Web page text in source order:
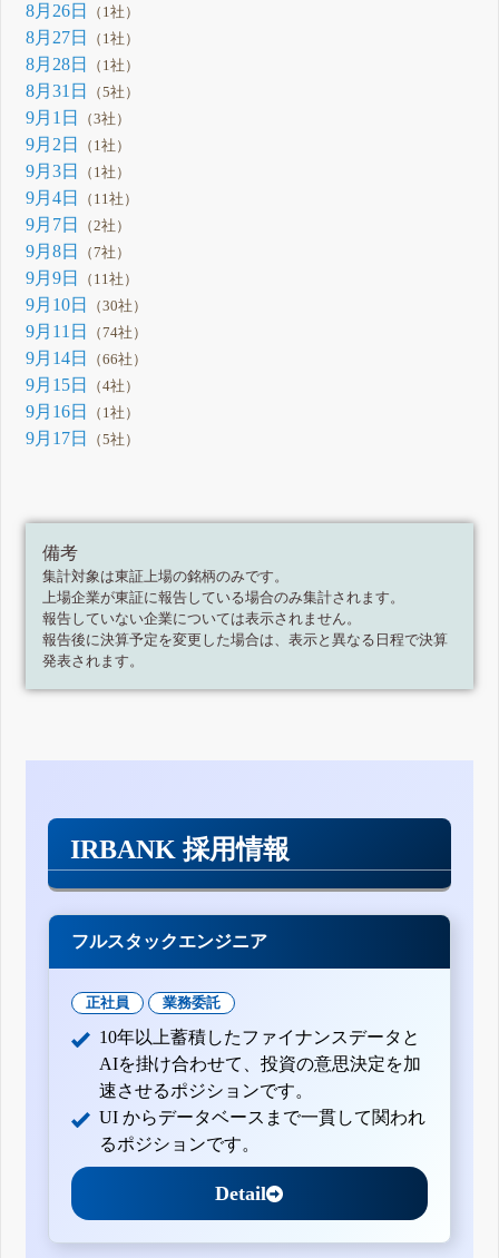
8月26日 （1社）
8月27日 （1社）
8月28日 （1社）
8月31日 （5社）
9月1日 （3社）
9月2日 （1社）
9月3日 （1社）
9月4日 （11社）
9月7日 （2社）
9月8日 （7社）
9月9日 （11社）
9月10日 （30社）
9月11日 （74社）
9月14日 （66社）
9月15日 （4社）
9月16日 （1社）
9月17日 （5社）
備考
集計対象は東証上場の銘柄のみです。
上場企業が東証に報告している場合のみ集計されます。
報告していない企業については表示されません。
報告後に決算予定を変更した場合は、表示と異なる日程で決算
発表されます。
IRBANK 採用情報
フルスタックエンジニア
正社員 業務委託
10年以上蓄積したファイナンスデータと
AIを掛け合わせて、投資の意思決定を加
速させるポジションです。
UI からデータベースまで一貫して関われ
るポジションです。
Detail